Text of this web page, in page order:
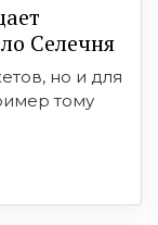
Селечня
но и для
тому